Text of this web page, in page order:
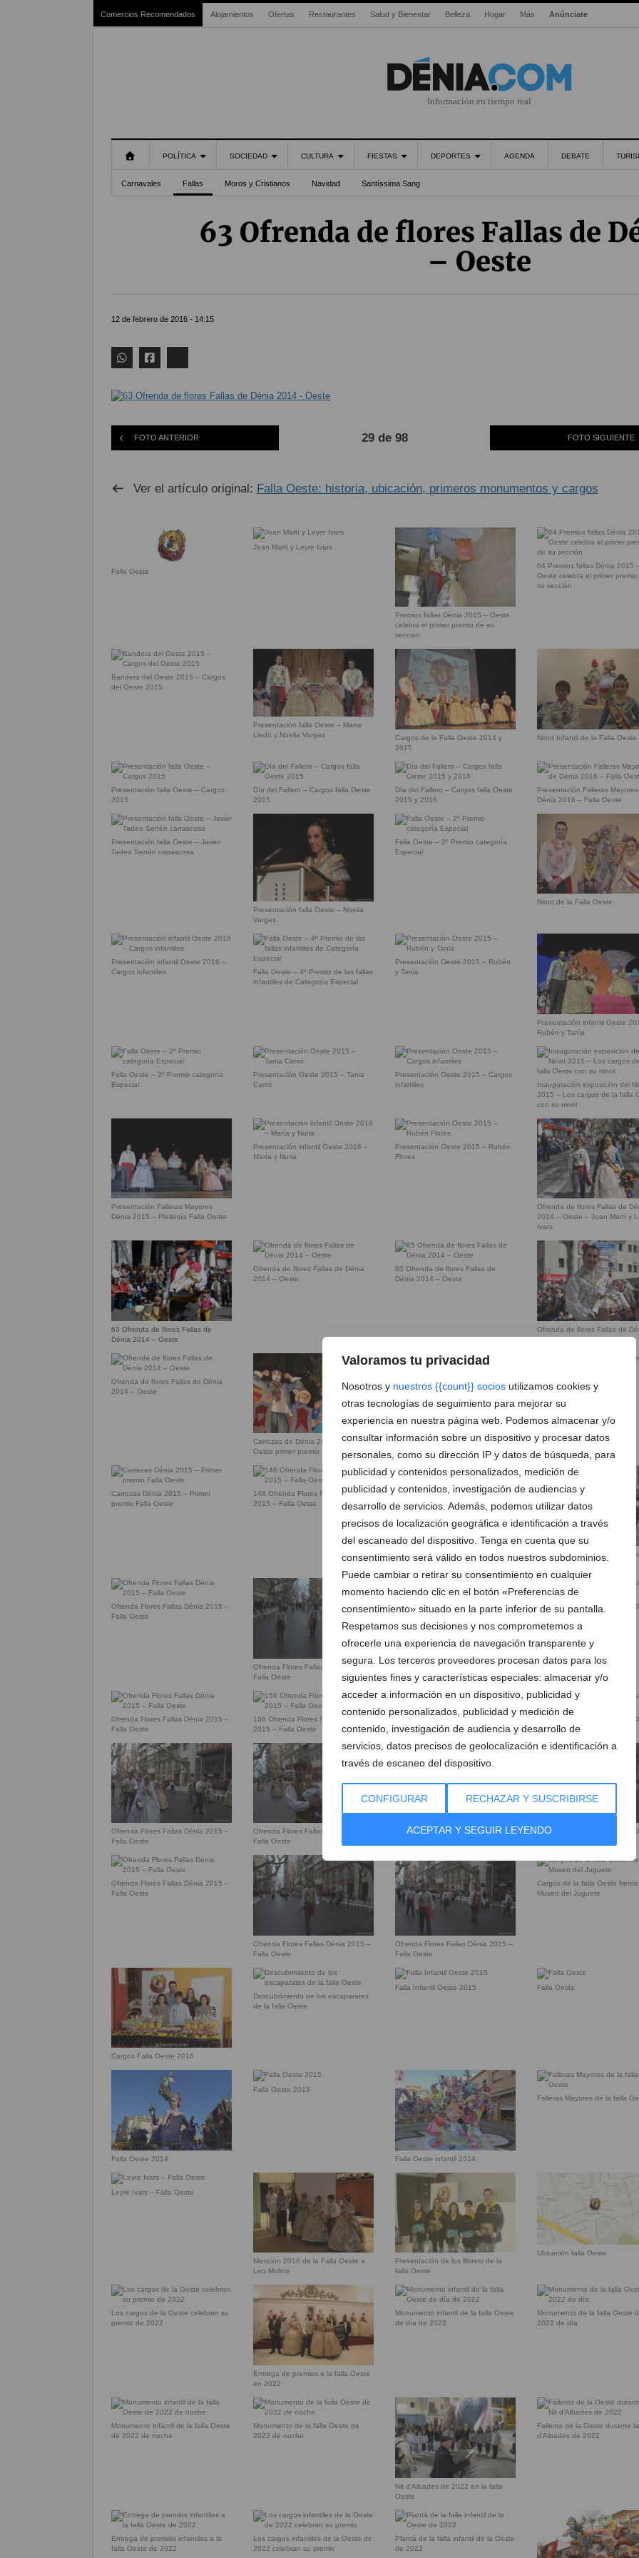
Valoramos tu privacidad
Nosotros y nuestros {{count}} socios utilizamos cookies y
otras tecnologías de seguimiento para mejorar su
experiencia en nuestra página web. Podemos almacenar y/o
consultar información sobre un dispositivo y procesar datos
personales, como su dirección IP y datos de búsqueda, para
publicidad y contenidos personalizados, medición de
publicidad y contenidos, investigación de audiencias y
desarrollo de servicios. Además, podemos utilizar datos
precisos de localización geográfica e identificación a través
del escaneado del dispositivo. Tenga en cuenta que su
consentimiento será válido en todos nuestros subdominios.
Puede cambiar o retirar su consentimiento en cualquier
momento haciendo clic en el botón «Preferencias de
consentimiento» situado en la parte inferior de su pantalla.
Respetamos sus decisiones y nos comprometemos a
ofrecerle una experiencia de navegación transparente y
segura. Los terceros proveedores procesan datos para los
siguientes fines y características especiales: almacenar y/o
acceder a información en un dispositivo, publicidad y
contenido personalizados, publicidad y medición de
contenido, investigación de audiencia y desarrollo de
servicios, datos precisos de geolocalización e identificación a
través de escaneo del dispositivo.
CONFIGURAR RECHAZAR Y SUSCRIBIRSE
ACEPTAR Y SEGUIR LEYENDO
Comercios Recomendados Alojamientos Ofertas Restaurantes Salud y Bienestar Belleza Hogar Más Anúnciate
Información en tiempo real
POLÍTICA SOCIEDAD CULTURA FIESTAS DEPORTES AGENDA DEBATE
Carnavales Fallas Moros y Cristianos Navidad Santíssima Sang
63 Ofrenda de flores Fallas de
– Oeste
12 de febrero de 2016 - 14:15
FOTO ANTERIOR 29 de 98 FOTO SIGUIENTE
Ver el artículo original: Falla Oeste: historia, ubicación, primeros monumentos y cargos
Falla Oeste
Joan Martí y Leyre Ivars
Premios fallas Dénia 2015 – Oeste
celebra el primer premio de su
sección
04 Premios fallas Dénia 2015
Oeste celebra el primer
su sección
Bandera del Oeste 2015 – Cargos
del Oeste 2015
Presentación falla Oeste – Marta
Lledó y Noelia Vargas
Cargos de la Falla Oeste 2014 y
2015
Ninot Infantil de la Falla Oeste
Presentación falla Oeste – Cargos
2015
Día del Fallero – Cargos falla Oeste
2015
Día del Fallero – Cargos falla Oeste
2015 y 2016
Presentación Falleras
Dénia 2016 – Falla Oeste
Presentación falla Oeste – Javier
Tadeo Senén carrascosa
Presentación falla Oeste – Noelia
Vargas
Falla Oeste – 2º Premio categoría
Especial
Ninot de la Falla Oeste
Presentación infantil Oeste 2016 –
Cargos infantiles
Falla Oeste – 4º Premio de las fallas
infantiles de Categoría Especial
Presentación Oeste 2015 – Rubén
y Tania
Presentación infantil Oeste
Rubén y Tania
Falla Oeste – 2º Premio categoría
Especial
Presentación Oeste 2015 – Tania
Carrió
Presentación Oeste 2015 – Cargos
infantiles
Inauguración exposición del
2015 – Los cargos de la falla
con su ninot
Presentación Falleras Mayores
Dénia 2015 – Pleitesía Falla Oeste
Presentación infantil Oeste 2016 –
María y Nuria
Presentación Oeste 2015 – Rubén
Flores
Ofrenda de flores Fallas de
2014 – Oeste – Joan Martí y
Ivars
63 Ofrenda de flores Fallas de
Dénia 2014 – Oeste
Ofrenda de flores Fallas de Dénia
2014 – Oeste
65 Ofrenda de flores Fallas de
Dénia 2014 – Oeste
Ofrenda de flores Fallas de
2014 – Oeste
Ofrenda de flores Fallas de Dénia
2014 – Oeste
Carrozas de Dénia 2013 – Falla
Oeste primer premio
Carrozas de Dénia 2013 – Falla
Oeste primer premio
Carrozas Dénia 2015 – Primer
premio Falla Oeste
Carrozas Dénia 2015 – Primer
premio Falla Oeste
148 Ofrenda Flores Fallas Dénia
2015 – Falla Oeste
149 Ofrenda Flores Fallas Dénia
2015 – Falla Oeste
150 Ofrenda Flores Fallas
Ofrenda Flores Fallas Dénia 2015 –
Falla Oeste
Ofrenda Flores Fallas Dénia 2015 –
Falla Oeste
Ofrenda Flores Fallas Dénia 2015 –
Ofrenda Flores Fallas Dénia
Falla Oeste
Ofrenda Flores Fallas Dénia 2015 –
Falla Oeste
156 Ofrenda Flores Fallas Dénia
2015 – Falla Oeste
157 Ofrenda Flores Fallas Dénia
2015 – Falla Oeste
Ofrenda Flores Fallas Dénia
Falla Oeste
Ofrenda Flores Fallas Dénia 2015 –
Falla Oeste
Ofrenda Flores Fallas Dénia 2015 –
Falla Oeste
Ofrenda Flores Fallas Dénia 2015 –
Ofrenda Flores Fallas Dénia
Ofrenda Flores Fallas Dénia 2015 –
Falla Oeste
Ofrenda Flores Fallas Dénia 2015 –
Falla Oeste
Ofrenda Flores Fallas Dénia 2015 –
Falla Oeste
Cargos de la falla Oeste
Museo del Juguete
Cargos Falla Oeste 2016
Descubrimiento de los escaparates
de la falla Oeste
Falla Infantil Oeste 2015 Falla Oeste
Falla Oeste 2014
Falla Oeste 2015
Falla Oeste infantil 2014
Falleras Mayores de la falla
Leyre Ivars – Falla Oeste
Mención 2016 de la Falla Oeste a
Leo Molina
Presentación de los llibrets de la
falla Oeste
Ubicación falla Oeste
Los cargos de la Oeste celebran su
premio de 2022
Entrega de premios a la falla Oeste
en 2022
Monumento infantil de la falla Oeste
de día de 2022
Monumento de la falla Oeste
2022 de día
Monumento infantil de la falla Oeste
de 2022 de noche
Monumento de la falla Oeste de
2022 de noche
Nit d’Albades de 2022 en la falla
Oeste
Falleros de la Oeste durante
d’Albades de 2022
Entrega de premios infantiles a la
falla Oeste de 2022
Los cargos infantiles de la Oeste de
2022 celebran su premio
Plantà de la falla infantil de la Oeste
de 2022